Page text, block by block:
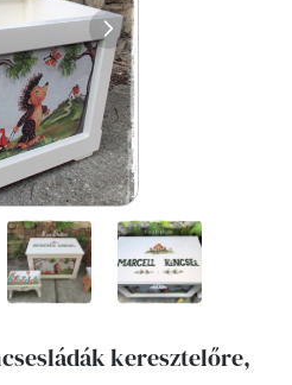
keresztelőre,